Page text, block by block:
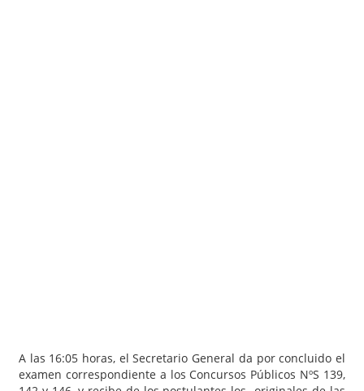
A las 16:05 horas, el Secretario General da por concluido el
examen correspondiente a los Concursos Públicos NºS 139,